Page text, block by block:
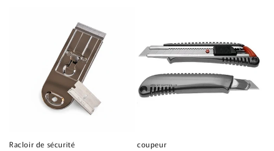
Racloir de sécurité coupeur